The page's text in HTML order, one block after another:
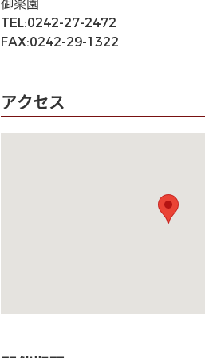
御薬園
TEL:0242-27-2472
FAX:0242-29-1322
アクセス